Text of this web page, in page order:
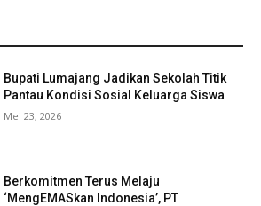
Bupati Lumajang Jadikan Sekolah Titik
Pantau Kondisi Sosial Keluarga Siswa
Mei 23, 2026
Berkomitmen Terus Melaju
‘MengEMASkan Indonesia’, PT